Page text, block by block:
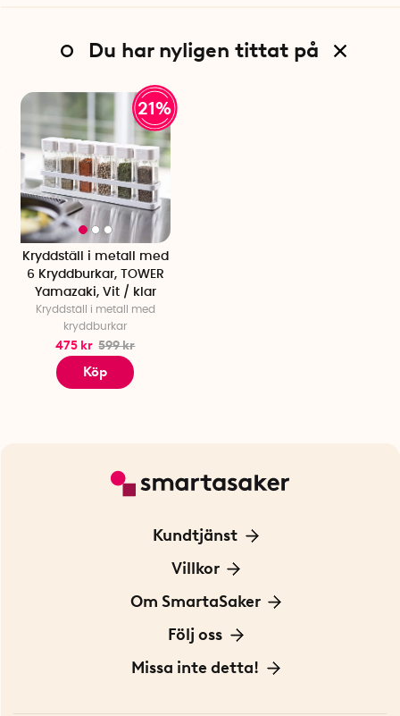
Du har nyligen tittat på
21%
Kryddställ i metall med
6 Kryddburkar, TOWER
Yamazaki, Vit / klar
Kryddställ i metall med
kryddburkar
475 kr 599 kr
Köp
Kundtjänst
Kontakta oss
För Företag
Villkor
Frakt och leverans
Personuppgiftspolicy
Om SmartaSaker
Om oss
Vår historia
Följ oss
Blogg: Smarta tips
Missa inte detta!